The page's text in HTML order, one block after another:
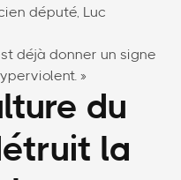
député, Luc
déjà donner un signe
»
du
la